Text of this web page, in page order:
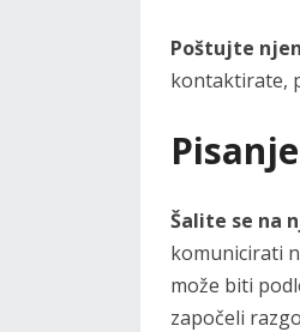
Poštujte
kontaktirate,
Šalite se na
komunicirati
može biti
započeli